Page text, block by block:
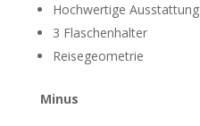
Hochwertige Ausstattung
3 Flaschenhalter
Reisegeometrie
Minus